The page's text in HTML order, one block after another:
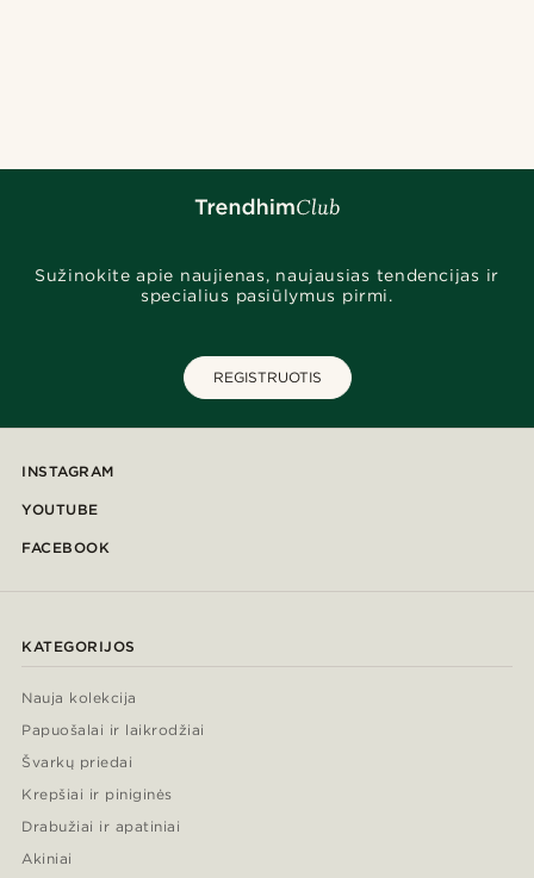
Sužinokite apie naujienas, naujausias tendencijas ir
specialius pasiūlymus pirmi.
REGISTRUOTIS
INSTAGRAM
YOUTUBE
FACEBOOK
KATEGORIJOS
Nauja kolekcija
Papuošalai ir laikrodžiai
Švarkų priedai
Krepšiai ir piniginės
Drabužiai ir apatiniai
Akiniai